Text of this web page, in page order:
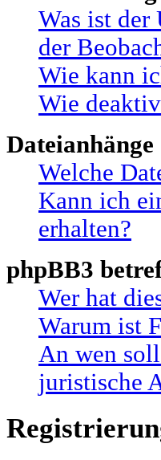
Was ist der
der
Wie kann
Wie
Dateianhänge
Welche
Kann ich
erhalten?
phpBB3
Wer hat
Warum ist
An wen
juristische